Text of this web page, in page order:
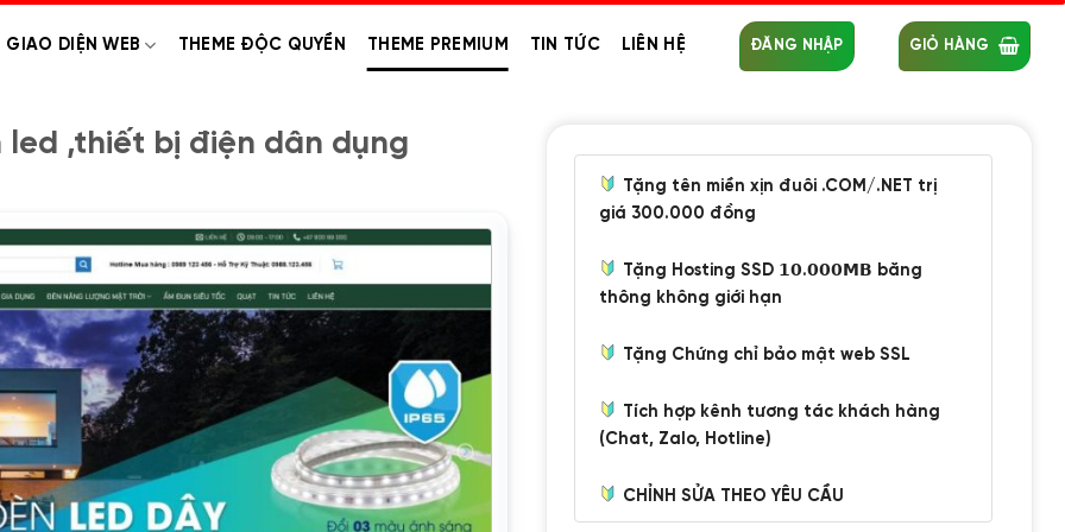
GIAO DIỆN WEB THEME ĐỘC QUYỀN THEME PREMIUM TIN TỨC LIÊN HỆ ĐĂNG NHẬP GIỎ HÀNG
led ,thiết bị điện dân dụng
Tặng tên miền xịn đuôi .COM/.NET trị
giá 300.000 đồng
Tặng Hosting SSD 𝟭𝟬.𝟬𝟬𝟬𝗠𝗕 băng
thông không giới hạn
Tặng Chứng chỉ bảo mật web SSL
Tích hợp kênh tương tác khách hàng
(Chat, Zalo, Hotline)
CHỈNH SỬA THEO YÊU CẦU